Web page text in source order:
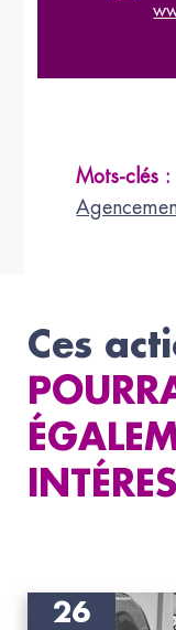
Mots-clés :
Ces
26